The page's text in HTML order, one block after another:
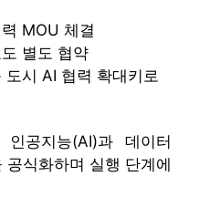
력 MOU 체결
도 별도 협약
도시 AI 협력 확대키로
공지능(AI)과 데이터
식화하며 실행 단계에